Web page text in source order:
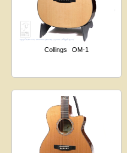
Collings OM-1